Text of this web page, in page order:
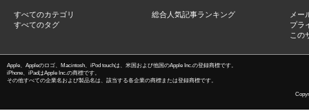
すべてのカテゴリ
すべてのタグ
総合人気記事ランキング
メー
プラ
この
Apple、Appleのロゴ、Macintosh、iPod touchは、米国および他国のApple Inc.の登録商標です。
iPhone、iPadはApple Inc.の商標です。
その他すべての企業名および製品名は、該当する各企業の商標または登録商標です。